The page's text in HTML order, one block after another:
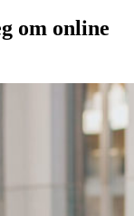
om online